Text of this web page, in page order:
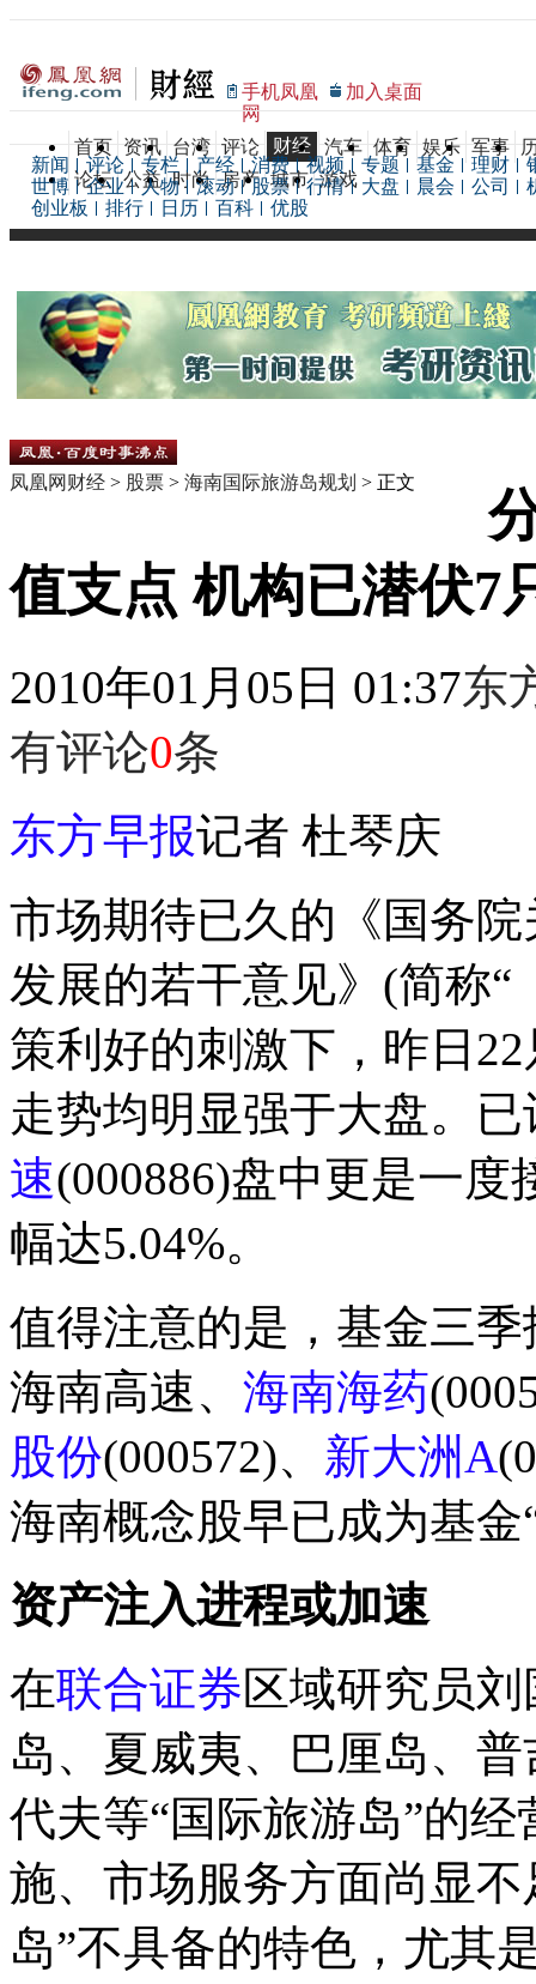
手机凤凰
网
加入桌面
首页 资讯 台湾 评论 财经 汽车 体育 娱乐 军事
论坛 公益 时尚 房产 城市 游戏
新闻 评论 专栏 产经 消费 视频 专题 基金 理财
世博
企业 人物 滚动 股票 行情 大盘 晨会 公司
创业板
排行 日历 百科 优股
凤凰网财经 > 股票 > 海南国际旅游岛规划 > 正文
值支点 机构已潜伏7
2010年01月05日 01:37东
有评论0条
东方早报记者 杜琴庆
市场期待已久的《国务
发展的若干意见》(简称“
策利好的刺激下，昨日
走势均明显强于大盘。
速(000886)盘中更是一
幅达5.04%。
值得注意的是，基金三
海南高速、 海南海药
股份(000572)、 新大洲A
海南概念股早已成为基金
资产注入进程或加速
在联合证券区域研究员
岛、夏威夷、巴厘岛、
代夫等“国际旅游岛”的
施、市场服务方面尚显
岛”不具备的特色，尤其